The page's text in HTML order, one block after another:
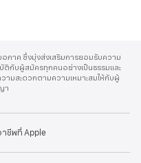
ภาค ซึ่งมุ่งส่งเสริมการยอมรับความ
ติกับผู้สมัครทุกคนอย่างเป็นธรรมและ
ามสะดวกตามความเหมาะสมให้กับผู้
า
าชีพที่ Apple